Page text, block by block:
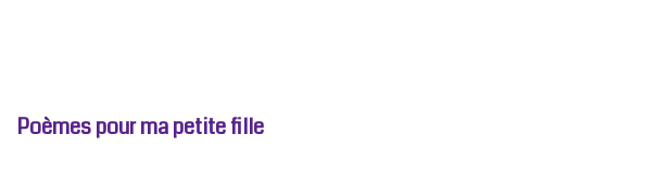
Poèmes pour ma petite fille